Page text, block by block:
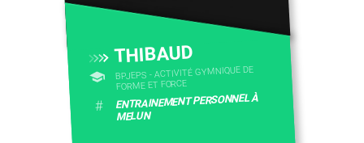
THIBAUD
BPJEPS - ACTIVITÉ GYMNIQUE DE
FORME ET FORCE
# ENTRAINEMENT PERSONNEL À
MELUN